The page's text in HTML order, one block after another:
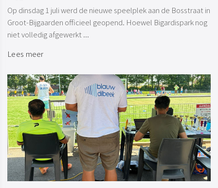
Op dinsdag 1 juli werd de nieuwe speelplek aan de Bosstraat in
Groot-Bijgaarden officieel geopend. Hoewel Bigardispark nog
niet volledig afgewerkt ...
Lees meer